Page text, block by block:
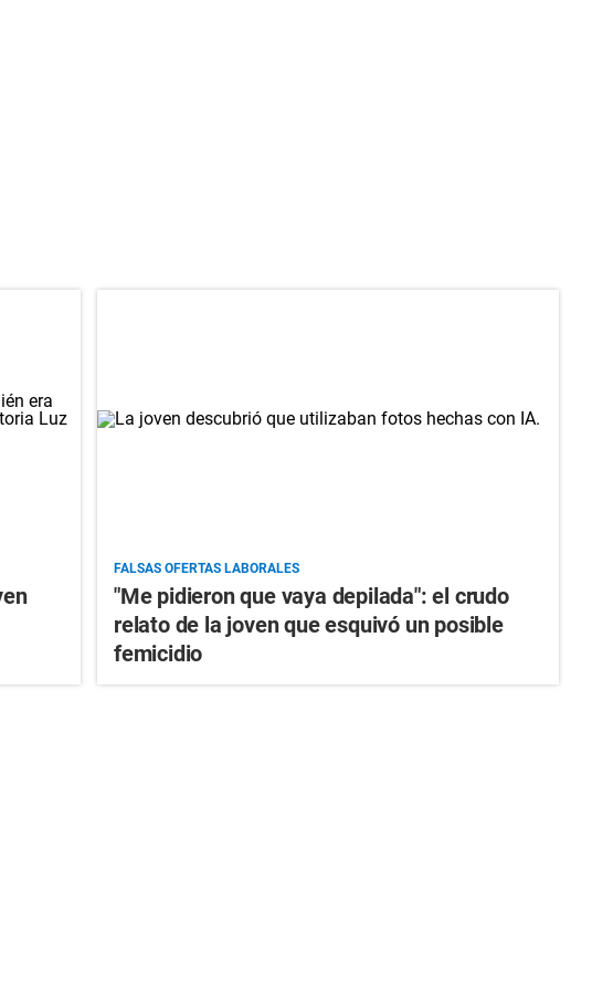
FALSAS OFERTAS LABORALES
"Me pidieron que vaya depilada": el crudo
relato de la joven que esquivó un posible
femicidio